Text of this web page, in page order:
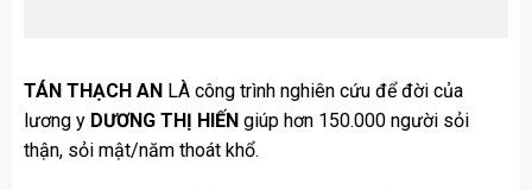
TÁN THẠCH AN LÀ công trình nghiên cứu để đời của
lương y DƯƠNG THỊ HIẾN giúp hơn 150.000 người sỏi
thận, sỏi mật/năm thoát khổ.